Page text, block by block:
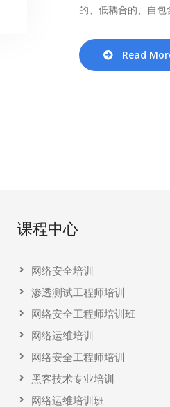
的、低耦合的、自
Read
课程中心
网络安全培训
渗透测试工程师培训
网络安全工程师培训班
网络运维培训
网络安全工程师培训
黑客技术专业培训
网络运维培训班